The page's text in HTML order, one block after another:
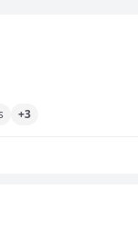
+3